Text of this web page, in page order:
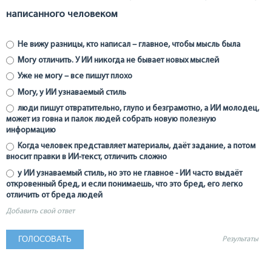
написанного человеком
Не вижу разницы, кто написал – главное, чтобы мысль была
Могу отличить. У ИИ никогда не бывает новых мыслей
Уже не могу – все пишут плохо
Могу, у ИИ узнаваемый стиль
люди пишут отвратительно, глупо и безграмотно, а ИИ молодец,
может из говна и палок людей собрать новую полезную
информацию
Когда человек представляет материалы, даёт задание, а потом
вносит правки в ИИ-текст, отличить сложно
у ИИ узнаваемый стиль, но это не главное - ИИ часто выдаёт
откровенный бред, и если понимаешь, что это бред, его легко
отличить от бреда людей
Добавить свой ответ
Результаты